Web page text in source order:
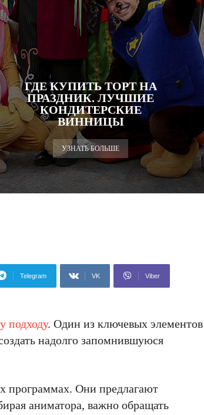
ГДЕ КУПИТЬ ТОРТ НА
ПРАЗДНИК. ЛУЧШИЕ
КОНДИТЕРСКИЕ
ВИННИЦЫ
УЗНАТЬ БОЛЬШЕ
Telegram VK Viber
подходу. Один из ключевых
надолго запомнившуюся
программах. Они предлагают
аниматора, важно обращать